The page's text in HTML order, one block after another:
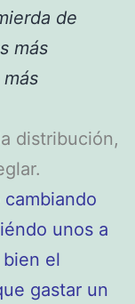
de
más
distribución,
unos a
el
gastar un